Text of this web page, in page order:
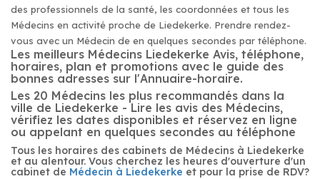
des professionnels de la santé, les coordonnées et tous les
Médecins en activité proche de Liedekerke. Prendre rendez-
vous avec un Médecin de en quelques secondes par téléphone.
Les meilleurs Médecins Liedekerke Avis, téléphone,
horaires, plan et promotions avec le guide des
bonnes adresses sur l'Annuaire-horaire.
Les 20 Médecins les plus recommandés dans la
ville de Liedekerke - Lire les avis des Médecins,
vérifiez les dates disponibles et réservez en ligne
ou appelant en quelques secondes au téléphone
Tous les horaires des cabinets de Médecins à Liedekerke
et au alentour. Vous cherchez les heures d'ouverture d'un
cabinet de Médecin à Liedekerke et pour la prise de RDV?